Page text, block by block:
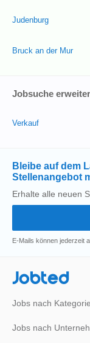
Judenburg
Bruck an der Mur
Jobsuche
Verkauf
Bleibe auf dem
Stellenangebot
Erhalte alle neuen
E-Mails können jederzeit
Jobted
Jobs nach
Jobs nach